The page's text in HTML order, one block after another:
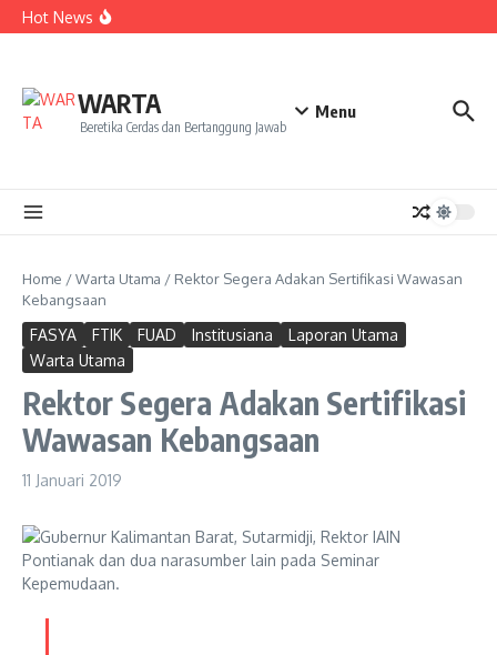
Lewati ke konten
Hot News
ke NCC 4 Bali
Sukseskan Kerja Bakti di Anjungan Melancar
WARTA
Beretika Cerdas dan Bertanggung Jawab
Menu
Home /Warta Utama / Rektor Segera Adakan Sertifikasi Wawasan
Kebangsaan
FASYA FTIK FUAD Institusiana
Laporan Utama
Warta Utama
Rektor Segera Adakan Sertifikasi
Wawasan Kebangsaan
11 Januari 2019